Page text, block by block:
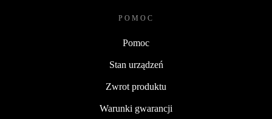
POMOC
Pomoc
Stan urządzeń
Zwrot produktu
Warunki gwarancji